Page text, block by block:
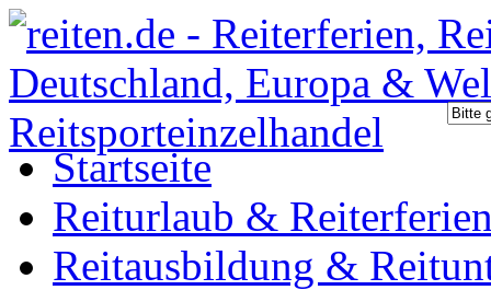
Startseite
Reiturlaub &
Reitausbildung &